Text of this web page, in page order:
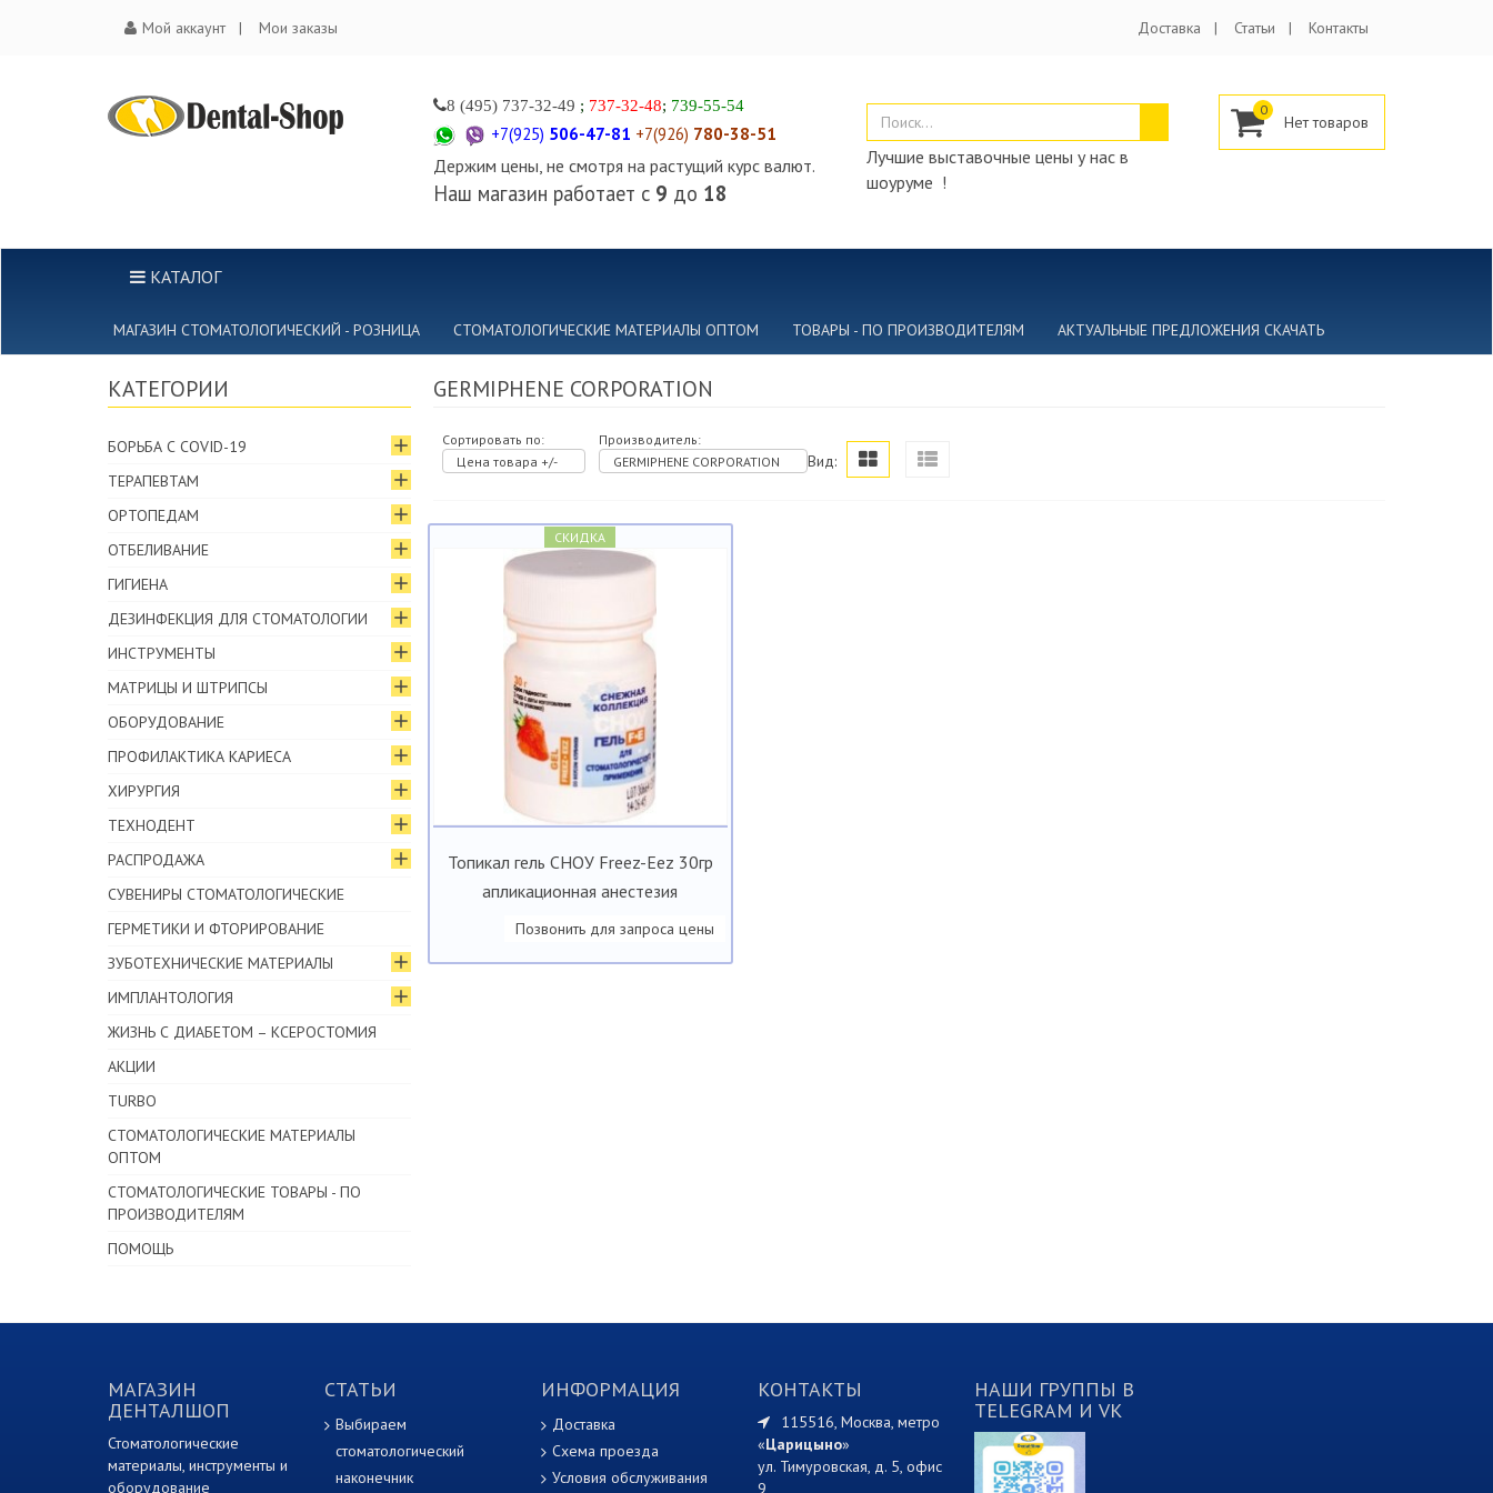
Мой аккаунт Мои заказы Доставка Статьи Контакты
8 (495) 737-32-49 ; 737-32-48; 739-55-54
+7(925) 506-47-81 +7(926) 780-38-51
Держим цены, не смотря на растущий курс валют.
Наш магазин работает с 9 до 18
Лучшие выставочные цены у нас в
шоуруме !
0
КАТАЛОГ
МАГАЗИН СТОМАТОЛОГИЧЕСКИЙ - РОЗНИЦА СТОМАТОЛОГИЧЕСКИЕ МАТЕРИАЛЫ ОПТОМ ТОВАРЫ - ПО ПРОИЗВОДИТЕЛЯМ АКТУАЛЬНЫЕ ПРЕДЛОЖЕНИЯ СКАЧАТЬ
GERMIPHENE CORPORATION
Сортировать по:
Цена товара +/-
Производитель:
GERMIPHENE CORPORATION
Вид:
СКИДКА
Топикал гель СНОУ Freez-Eez 30гр
апликационная анестезия
Позвонить для запроса цены
КАТЕГОРИИ
БОРЬБА С COVID-19
ТЕРАПЕВТАМ
ОРТОПЕДАМ
ОТБЕЛИВАНИЕ
ГИГИЕНА
ДЕЗИНФЕКЦИЯ ДЛЯ СТОМАТОЛОГИИ
ИНСТРУМЕНТЫ
МАТРИЦЫ И ШТРИПСЫ
ОБОРУДОВАНИЕ
ПРОФИЛАКТИКА КАРИЕСА
ХИРУРГИЯ
ТЕХНОДЕНТ
РАСПРОДАЖА
СУВЕНИРЫ СТОМАТОЛОГИЧЕСКИЕ
ГЕРМЕТИКИ И ФТОРИРОВАНИЕ
ЗУБОТЕХНИЧЕСКИЕ МАТЕРИАЛЫ
ИМПЛАНТОЛОГИЯ
ЖИЗНЬ С ДИАБЕТОМ – КСЕРОСТОМИЯ
АКЦИИ
TURBO
СТОМАТОЛОГИЧЕСКИЕ МАТЕРИАЛЫ
ОПТОМ
СТОМАТОЛОГИЧЕСКИЕ ТОВАРЫ - ПО
ПРОИЗВОДИТЕЛЯМ
ПОМОЩЬ
МАГАЗИН
ДЕНТАЛШОП
Стоматологические
материалы, инструменты и
оборудование
СТАТЬИ
Выбираем
стоматологический
наконечник
ИНФОРМАЦИЯ
Доставка
Схема проезда
Условия обслуживания
КОНТАКТЫ
115516, Москва, метро
«Царицыно»
ул. Тимуровская, д. 5, офис
9
НАШИ ГРУППЫ В
TELEGRAM И VK